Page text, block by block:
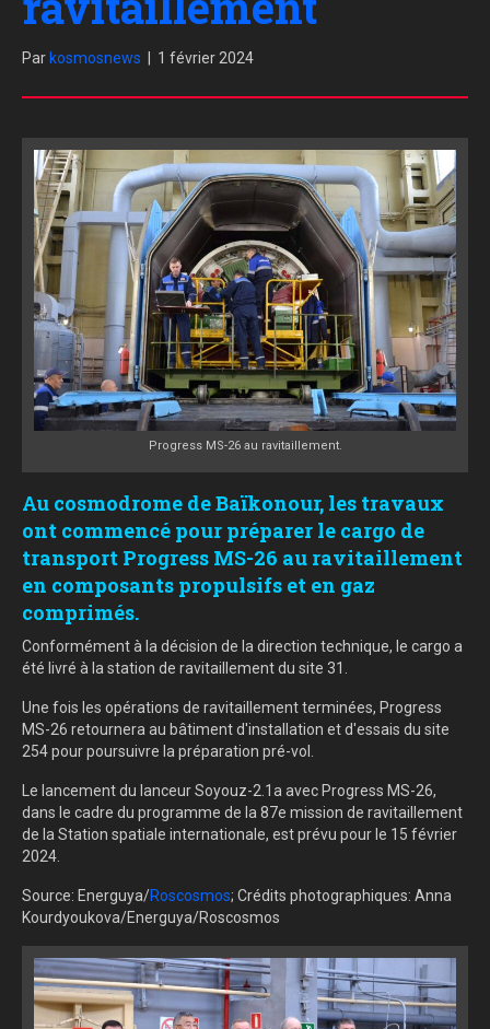
Par kosmosnews 1 février 2024
Progress MS-26 au ravitaillement.
Au cosmodrome de Baïkonour, les travaux
ont commencé pour préparer le cargo de
transport Progress MS-26 au ravitaillement
en composants propulsifs et en gaz
comprimés.
Conformément à la décision de la direction technique, le cargo a
été livré à la station de ravitaillement du site 31.
Une fois les opérations de ravitaillement terminées, Progress
MS-26 retournera au bâtiment d'installation et d'essais du site
254 pour poursuivre la préparation pré-vol.
Le lancement du lanceur Soyouz-2.1a avec Progress MS-26,
dans le cadre du programme de la 87e mission de ravitaillement
de la Station spatiale internationale, est prévu pour le 15 février
2024.
Source: Energuya/Roscosmos; Crédits photographiques: Anna
Kourdyoukova/Energuya/Roscosmos